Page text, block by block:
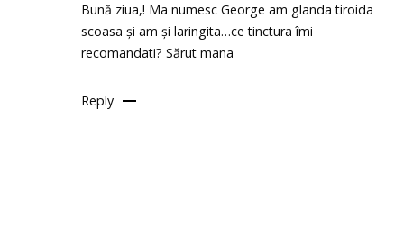
Bună ziua,! Ma numesc George am glanda tiroida
scoasa și am și laringita…ce tinctura îmi
recomandati? Sărut mana
Reply